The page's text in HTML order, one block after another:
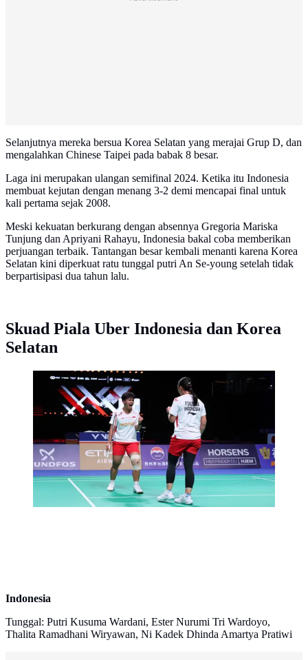
Selanjutnya mereka bersua Korea Selatan yang merajai Grup D, dan
mengalahkan Chinese Taipei pada babak 8 besar.
Laga ini merupakan ulangan semifinal 2024. Ketika itu Indonesia
membuat kejutan dengan menang 3-2 demi mencapai final untuk
kali pertama sejak 2008.
Meski kekuatan berkurang dengan absennya Gregoria Mariska
Tunjung dan Apriyani Rahayu, Indonesia bakal coba memberikan
perjuangan terbaik. Tantangan besar kembali menanti karena Korea
Selatan kini diperkuat ratu tunggal putri An Se-young setelah tidak
berpartisipasi dua tahun lalu.
Skuad Piala Uber Indonesia dan Korea
Selatan
Ganda putri Indonesia Febriana Dwipuji
Kusuma/Meilysa Trias Puspitasari.mengalahkan
pasangan Kanada Jackie Dent/Crystal Lai pada partai
keddua Grup C Piala Uber 2026 di Forum Horsens,
Denmark, Sabtu (25/4) malam. Skor sementara imbang
1-1. (foto: PBSI)
Indonesia
Tunggal: Putri Kusuma Wardani, Ester Nurumi Tri Wardoyo,
Thalita Ramadhani Wiryawan, Ni Kadek Dhinda Amartya Pratiwi